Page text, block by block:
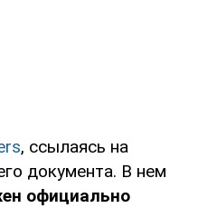
, ссылаясь на
документа. В нем
официально